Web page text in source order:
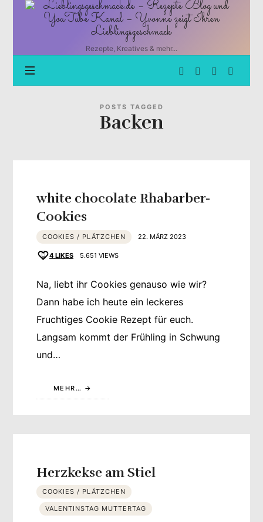
Lieblingsgeschmack.de
Rezepte
und
YouTube
Kanal
Rezepte, Kreatives & mehr...
POSTS TAGGED
Backen
white chocolate Rhabarber-
Cookies
COOKIES / PLÄTZCHEN 22. MÄRZ 2023
4 LIKES 5.651 VIEWS
Na, liebt ihr Cookies genauso wie wir?
Dann habe ich heute ein leckeres
Fruchtiges Cookie Rezept für euch.
Langsam kommt der Frühling in Schwung
und…
MEHR…
Herzkekse am Stiel
COOKIES / PLÄTZCHEN
VALENTINSTAG MUTTERTAG